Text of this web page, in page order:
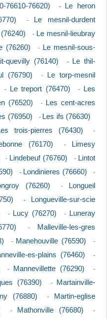
76610-76620) -
Le heron
-
Le mesnil-durdent
- Le mesnil-lieubray
(76260) - Le mesnil-sous-
quevilly (76140) -
Le thil-
(76790) -
Le torp-mesnil
- Le treport (76470) -
Les
(76520)
- Les cent-acres
(76950) - Les ifs (76630)
trois-pierres (76430) -
(76170) -
Limesy
- Lindebeuf (76760) - Lintot
- Londinieres (76660) -
(76260) -
Longueil
-
Longueville-sur-scie
- Lucy (76270) - Luneray
-
Malleville-les-gres
- Manehouville (76590) -
es-plains (76460) -
- Mannevillette (76290) -
(76390) -
Martainville-
(76880) -
Martin-eglise
- Mathonville (76680) -